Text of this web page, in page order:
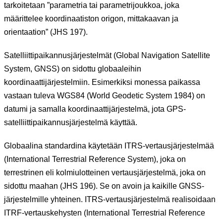
tarkoitetaan ”parametria tai parametrijoukkoa, joka
määrittelee koordinaatiston origon, mittakaavan ja
orientaation” (JHS 197).
Satelliittipaikannusjärjestelmät (Global Navigation Satellite
System, GNSS) on sidottu globaaleihin
koordinaattijärjestelmiin. Esimerkiksi monessa paikassa
vastaan tuleva WGS84 (World Geodetic System 1984) on
datumi ja samalla koordinaattijärjestelmä, jota GPS-
satelliittipaikannusjärjestelmä käyttää.
Globaalina standardina käytetään ITRS-vertausjärjestelmää
(International Terrestrial Reference System), joka on
terrestrinen eli kolmiulotteinen vertausjärjestelmä, joka on
sidottu maahan (JHS 196). Se on avoin ja kaikille GNSS-
järjestelmille yhteinen. ITRS-vertausjärjestelmä realisoidaan
ITRF-vertauskehysten (International Terrestrial Reference